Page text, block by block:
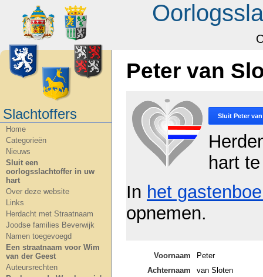
Slachtoffers
Home
Categorieën
Nieuws
Sluit een
oorlogsslachtoffer in uw
hart
Over deze website
Links
Herdacht met Straatnaam
Joodse families Beverwijk
Namen toegevoegd
Een straatnaam voor Wim
van der Geest
Auteursrechten
Peter van
Sluit Peter
hart
In het
opnemen.
Voornaam
Peter
Achternaam
van Sloten